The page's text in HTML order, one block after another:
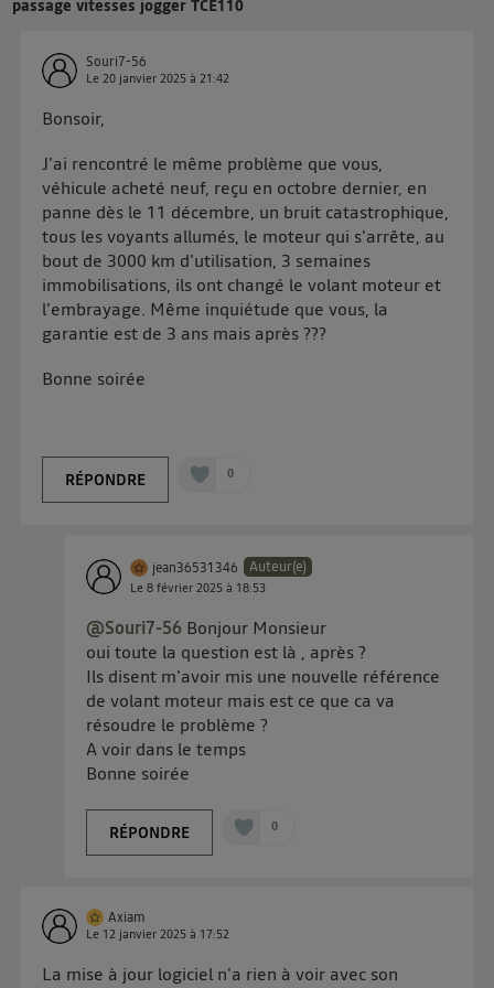
passage vitesses jogger TCE110
Souri7-56
Le20 janvier 2025 à21:42
Bonsoir,
J'ai rencontré le même problème que vous,
véhicule acheté neuf, reçu en octobre dernier, en
panne dès le 11 décembre, un bruit catastrophique,
tous les voyants allumés, le moteur qui s'arrête, au
bout de 3000 km d'utilisation, 3 semaines
immobilisations, ils ont changé le volant moteur et
l'embrayage. Même inquiétude que vous, la
garantie est de 3 ans mais après ???
Bonne soirée
RÉPONDRE 0
jean36531346 Auteur(e)
Le8 février 2025 à 18:53
@Souri7-56 Bonjour Monsieur
oui toute la question est là , après ?
Ils disent m'avoir mis une nouvelle référence
de volant moteur mais est ce que ca va
résoudre le problème ?
A voir dans le temps
Bonne soirée
RÉPONDRE 0
Axiam
Le 12 janvier 2025 à 17:52
La mise à jour logiciel n'a rien à voir avec son
L'identifiant est associé à votre connexion internet.
connexion et ayant consenties se verront attribuer le
Pour une
uniquement sur la navigation de l'utilisateur du mobile.
Vous pouvez à tout moment retirer ce consentement
surle portail d’Utiq("
") ou via la page
« gérer Utiq » en bas de ce site. Pour plus
d'informations, veuillez consulterla Politique
d'information sur les données personnelles
d'Utiq.